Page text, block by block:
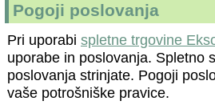
Pogoji poslovanja
Pri uporabi spletne trgovine
uporabe in poslovanja. Spletno
poslovanja strinjate. Pogoji
vaše potrošniške pravice.